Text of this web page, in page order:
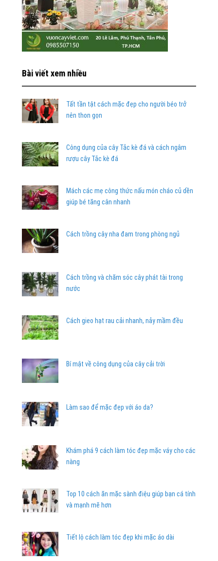
Bài viết xem nhiều
Tất tần tật cách mặc đẹp cho người béo trở
nên thon gọn
Công dụng của cây Tắc kè đá và cách ngâm
rượu cây Tắc kè đá
Mách các mẹ công thức nấu món cháo củ dền
giúp bé tăng cân nhanh
Cách trồng cây nha đam trong phòng ngủ
Cách trồng và chăm sóc cây phát tài trong
nước
Cách gieo hạt rau cải nhanh, nảy mầm đều
Bí mật về công dụng của cây cải trời
Làm sao để mặc đẹp với áo da?
Khám phá 9 cách làm tóc đẹp mặc váy cho các
nàng
Top 10 cách ăn mặc sành điệu giúp bạn cá tính
và mạnh mẽ hơn
Tiết lộ cách làm tóc đẹp khi mặc áo dài